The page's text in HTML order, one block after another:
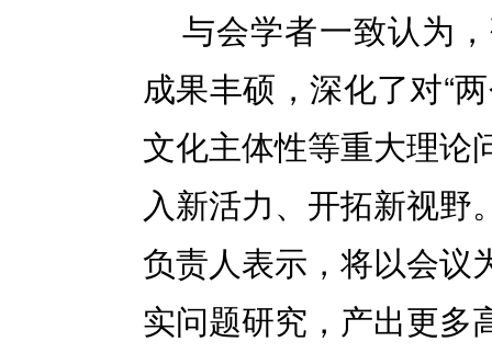
与会学者一致认为
成果丰硕，深化了对“
文化主体性等重大理论
入新活力、开拓新视野
负责人表示，将以会议
实问题研究，产出更多